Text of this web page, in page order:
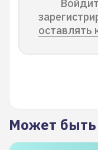
оставлять
Может быть